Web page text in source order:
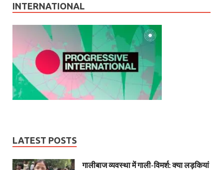
INTERNATIONAL
LATEST POSTS
गालीबाज व्‍यवस्‍था में गाली-विमर्श: क्या लड़कियां